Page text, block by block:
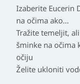
Izaberite Eucerin
na očima ako…
Tražite temeljit,
šminke na očima
očiju
Želite ukloniti